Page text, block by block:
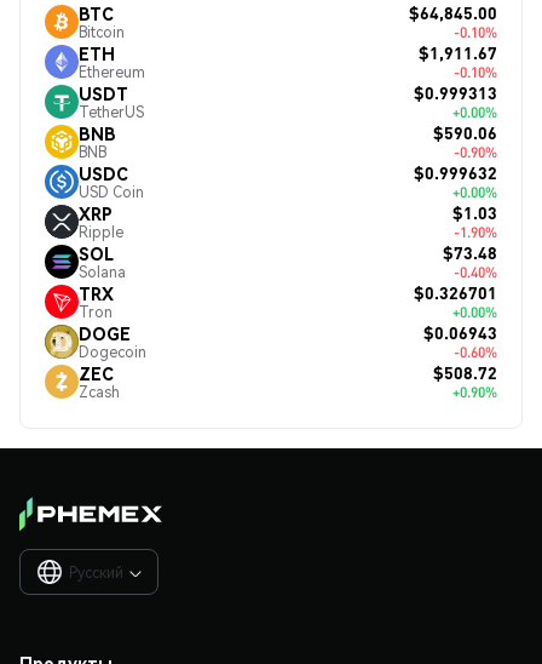
BTC
Bitcoin
$64,845.00
-0.10%
ETH
Ethereum
$1,911.67
-0.10%
USDT
TetherUS
$0.999313
+0.00%
BNB
BNB
$590.06
-0.90%
USDC
USD Coin
$0.999632
+0.00%
XRP
Ripple
$1.03
-1.90%
SOL
Solana
$73.48
-0.40%
TRX
Tron
$0.326701
+0.00%
DOGE
Dogecoin
$0.06943
-0.60%
ZEC
Zcash
$508.72
+0.90%
Русский 